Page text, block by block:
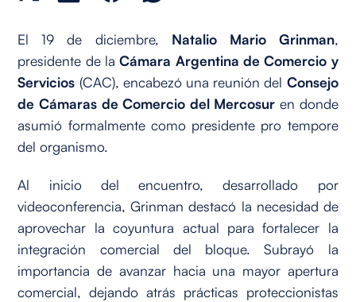
El 19 de diciembre, Natalio Mario Grinman,
presidente de la Cámara Argentina de Comercio y
Servicios (CAC), encabezó una reunión del Consejo
de Cámaras de Comercio del Mercosur en donde
asumió formalmente como presidente pro tempore
del organismo.
Al inicio del encuentro, desarrollado por
videoconferencia, Grinman destacó la necesidad de
aprovechar la coyuntura actual para fortalecer la
integración comercial del bloque. Subrayó la
importancia de avanzar hacia una mayor apertura
comercial, dejando atrás prácticas proteccionistas